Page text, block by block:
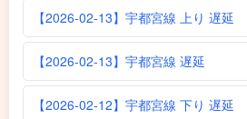
【2026-02-13】宇都宮線 上り 遅延
【2026-02-13】宇都宮線 遅延
【2026-02-12】宇都宮線 下り 遅延